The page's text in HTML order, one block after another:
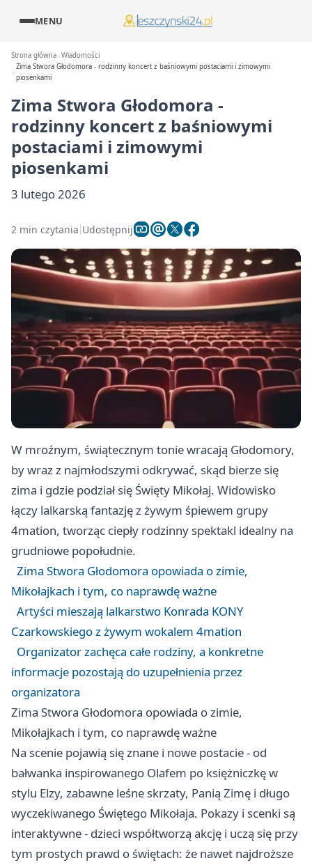
MENU
Strona główna Wiadomości
Zima Stwora Głodomora - rodzinny koncert z baśniowymi postaciami i zimowymi
piosenkami
Zima Stwora Głodomora -
rodzinny koncert z baśniowymi
postaciami i zimowymi
piosenkami
3 lutego 2026
2 min czytania Udostępnij
W mroźnym, świątecznym tonie wracają Głodomory,
by wraz z najmłodszymi odkrywać, skąd bierze się
zima i gdzie podział się Święty Mikołaj. Widowisko
łączy lalkarską fantazję z żywym śpiewem grupy
4mation, tworząc ciepły rodzinny spektakl idealny na
grudniowe popołudnie.
Zima Stwora Głodomora opowiada o zimie,
Mikołajkach i tym, co naprawdę ważne
Artyści mieszają lalkarstwo Konrada KONY
Czarkowskiego z żywym wokalem 4mation
Organizator zachęca całe rodziny, a konkretne
informacje pozostają do uzupełnienia przez
organizatora
Zima Stwora Głodomora opowiada o zimie,
Mikołajkach i tym, co naprawdę ważne
Na scenie pojawią się znane i nowe postacie - od
bałwanka inspirowanego Olafem po księżniczkę w
stylu Elzy, zabawne leśne skrzaty, Panią Zimę i długo
wyczekiwanego Świętego Mikołaja. Pokazy i scenki są
interaktywne - dzieci współtworzą akcję i uczą się przy
tym prostych prawd o świętach: że nawet najdroższe